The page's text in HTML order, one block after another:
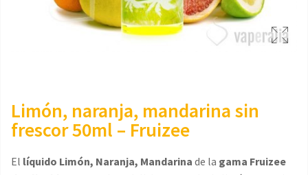
Limón, naranja, mandarina sin
frescor 50ml – Fruizee
El líquido Limón, Naranja, Mandarina de la gama Fruizee